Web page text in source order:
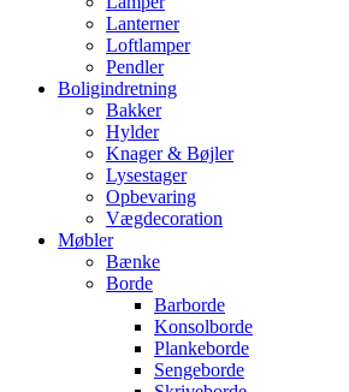
Lanterner
Loftlamper
Pendler
Boligindretning
Bakker
Hylder
Knager & Bøjler
Lysestager
Opbevaring
Vægdecoration
Møbler
Bænke
Borde
Barborde
Konsolborde
Plankeborde
Sengeborde